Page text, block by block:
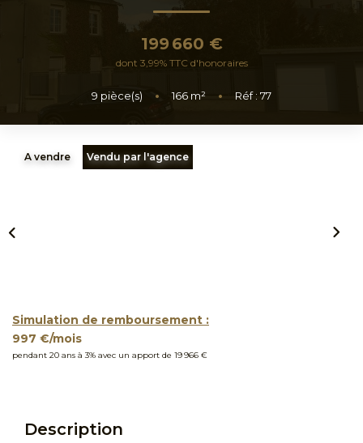
NOTRE AGENCE
CONTACT
199 660 €
dont 3,99% TTC d'honoraires
9 pièce(s) • 166 m² • Réf : 77
A vendre Vendu par l'agence
Simulation de remboursement :
997 €/mois
pendant 20 ans à 3% avec un apport de 19 966 €
Description